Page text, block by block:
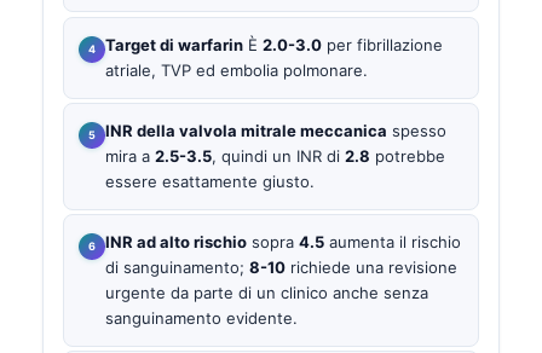
Target di warfarin È 2.0-3.0 per fibrillazione
atriale, TVP ed embolia polmonare.
INR della valvola mitrale meccanica spesso
mira a 2.5-3.5, quindi un INR di 2.8 potrebbe
essere esattamente giusto.
INR ad alto rischio sopra 4.5 aumenta il rischio
di sanguinamento; 8-10 richiede una revisione
urgente da parte di un clinico anche senza
sanguinamento evidente.